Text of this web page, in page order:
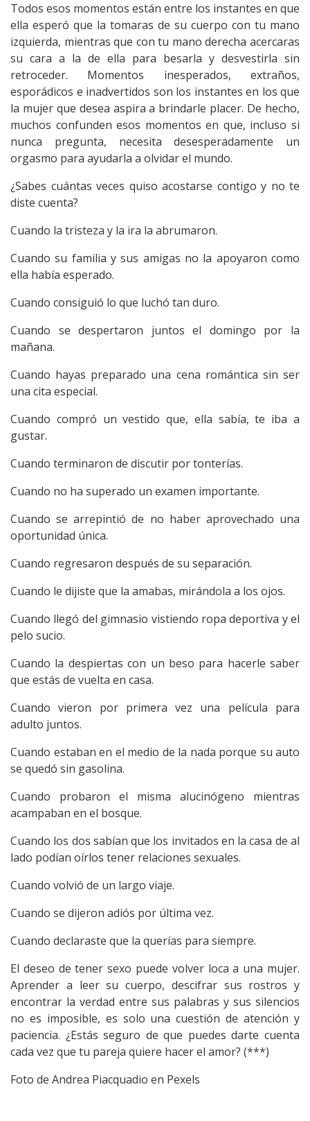
Todos esos momentos están entre los instantes en que
ella esperó que la tomaras de su cuerpo con tu mano
izquierda, mientras que con tu mano derecha acercaras
su cara a la de ella para besarla y desvestirla sin
retroceder. Momentos inesperados, extraños,
esporádicos e inadvertidos son los instantes en los que
la mujer que desea aspira a brindarle placer. De hecho,
muchos confunden esos momentos en que, incluso si
nunca pregunta, necesita desesperadamente un
orgasmo para ayudarla a olvidar el mundo.
¿Sabes cuántas veces quiso acostarse contigo y no te
diste cuenta?
Cuando la tristeza y la ira la abrumaron.
Cuando su familia y sus amigas no la apoyaron como
ella había esperado.
Cuando consiguió lo que luchó tan duro.
Cuando se despertaron juntos el domingo por la
mañana.
Cuando hayas preparado una cena romántica sin ser
una cita especial.
Cuando compró un vestido que, ella sabía, te iba a
gustar.
Cuando terminaron de discutir por tonterías.
Cuando no ha superado un examen importante.
Cuando se arrepintió de no haber aprovechado una
oportunidad única.
Cuando regresaron después de su separación.
Cuando le dijiste que la amabas, mirándola a los ojos.
Cuando llegó del gimnasio vistiendo ropa deportiva y el
pelo sucio.
Cuando la despiertas con un beso para hacerle saber
que estás de vuelta en casa.
Cuando vieron por primera vez una película para
adulto juntos.
Cuando estaban en el medio de la nada porque su auto
se quedó sin gasolina.
Cuando probaron el misma alucinógeno mientras
acampaban en el bosque.
Cuando los dos sabían que los invitados en la casa de al
lado podían oírlos tener relaciones sexuales.
Cuando volvió de un largo viaje.
Cuando se dijeron adiós por última vez.
Cuando declaraste que la querías para siempre.
El deseo de tener sexo puede volver loca a una mujer.
Aprender a leer su cuerpo, descifrar sus rostros y
encontrar la verdad entre sus palabras y sus silencios
no es imposible, es solo una cuestión de atención y
paciencia. ¿Estás seguro de que puedes darte cuenta
cada vez que tu pareja quiere hacer el amor? (***)
Foto de Andrea Piacquadio en Pexels